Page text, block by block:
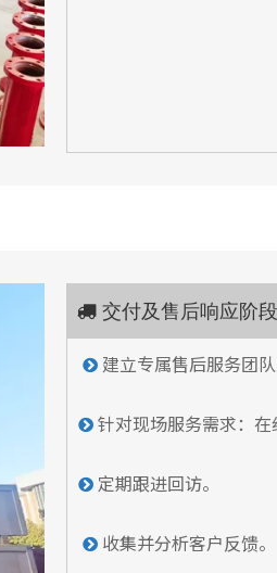
 交付及售后响应阶
 建立专属售后服务团
 针对现场服务需求：在
 定期跟进回访。
 收集并分析客户反馈。